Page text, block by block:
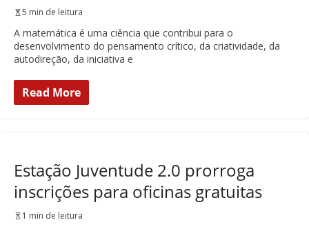
5 min de leitura
A matemática é uma ciência que contribui para o
desenvolvimento do pensamento crítico, da criatividade, da
autodireção, da iniciativa e
Read More
Estação Juventude 2.0 prorroga
inscrições para oficinas gratuitas
1 min de leitura